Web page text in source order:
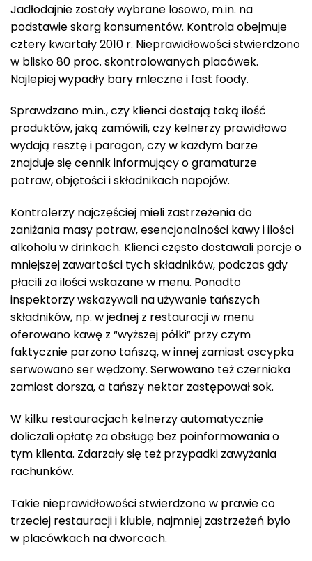
Jadłodajnie zostały wybrane losowo, m.in. na
podstawie skarg konsumentów. Kontrola obejmuje
cztery kwartały 2010 r. Nieprawidłowości stwierdzono
w blisko 80 proc. skontrolowanych placówek.
Najlepiej wypadły bary mleczne i fast foody.
Sprawdzano m.in., czy klienci dostają taką ilość
produktów, jaką zamówili, czy kelnerzy prawidłowo
wydają resztę i paragon, czy w każdym barze
znajduje się cennik informujący o gramaturze
potraw, objętości i składnikach napojów.
Kontrolerzy najczęściej mieli zastrzeżenia do
zaniżania masy potraw, esencjonalności kawy i ilości
alkoholu w drinkach. Klienci często dostawali porcje o
mniejszej zawartości tych składników, podczas gdy
płacili za ilości wskazane w menu. Ponadto
inspektorzy wskazywali na używanie tańszych
składników, np. w jednej z restauracji w menu
oferowano kawę z “wyższej półki” przy czym
faktycznie parzono tańszą, w innej zamiast oscypka
serwowano ser wędzony. Serwowano też czerniaka
zamiast dorsza, a tańszy nektar zastępował sok.
W kilku restauracjach kelnerzy automatycznie
doliczali opłatę za obsługę bez poinformowania o
tym klienta. Zdarzały się też przypadki zawyżania
rachunków.
Takie nieprawidłowości stwierdzono w prawie co
trzeciej restauracji i klubie, najmniej zastrzeżeń było
w placówkach na dworcach.